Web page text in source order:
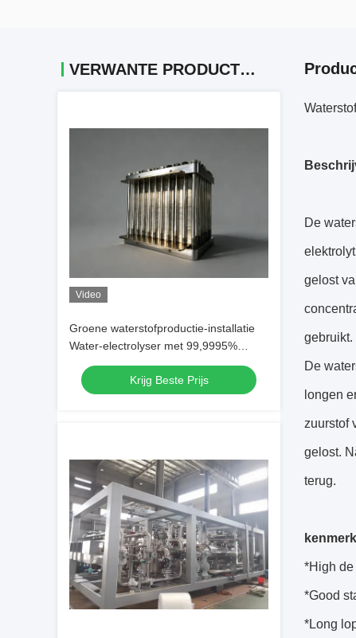
VERWANTE PRODUCTEN
Video
Groene waterstofproductie-installatie
Water-electrolyser met 99,9995%
zuiverheid 80-250Nm3/uur
StroomcapaciteitKrijg Beste Prijs
De
gelost
gebruikt.
De
longen
zuurstof
gelost.
terug.
*High
*Good
*Long